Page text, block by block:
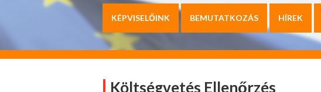
KÉPVISELŐINK BEMUTATKOZÁS HÍREK
Költségvetés Ellenőrzés